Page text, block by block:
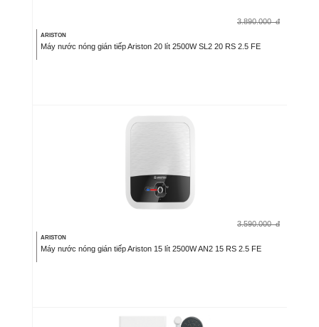
3.890.000 đ
ARISTON
Máy nước nóng gián tiếp Ariston 20 lít 2500W SL2 20 RS 2.5 FE
3.590.000 đ
ARISTON
Máy nước nóng gián tiếp Ariston 15 lít 2500W AN2 15 RS 2.5 FE